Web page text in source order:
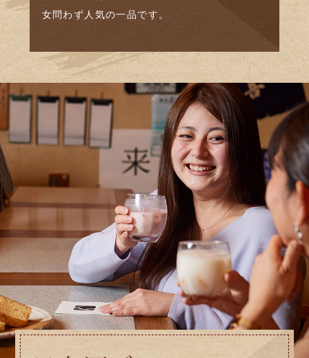
女問わず人気の一品です。